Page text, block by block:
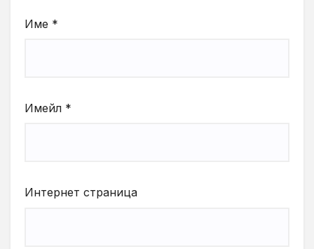
Име *
Имейл *
Интернет страница